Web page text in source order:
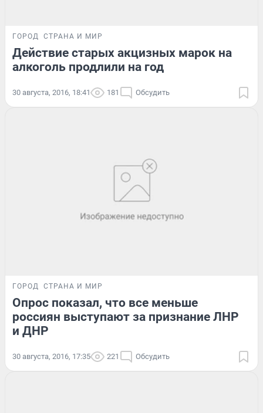
ГОРОД СТРАНА И МИР
Действие старых акцизных марок на
алкоголь продлили на год
30 августа, 2016, 18:41 181 Обсудить
ГОРОД СТРАНА И МИР
Опрос показал, что все меньше
россиян выступают за признание ЛНР
и ДНР
30 августа, 2016, 17:35 221 Обсудить